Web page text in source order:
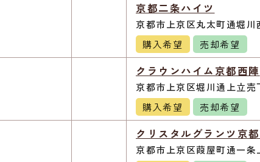
京都二条ハイツ
京都市上京区丸太町通堀
購入希望
売却希望
クラウンハイム京都西陣
京都市上京区堀川通上立売
購入希望
売却希望
クリスタルグランツ京
京都市上京区葭屋町通一条